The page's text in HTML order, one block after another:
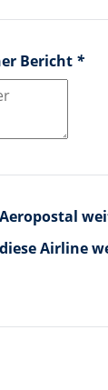
Bericht *
Airline